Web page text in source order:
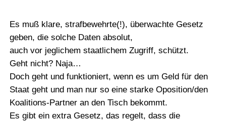
Es muß klare, strafbewehrte(!), überwachte Gesetz
geben, die solche Daten absolut,
auch vor jeglichem staatlichem Zugriff, schützt.
Geht nicht? Naja…
Doch geht und funktioniert, wenn es um Geld für den
Staat geht und man nur so eine starke Oposition/den
Koalitions-Partner an den Tisch bekommt.
Es gibt ein extra Gesetz, das regelt, dass die